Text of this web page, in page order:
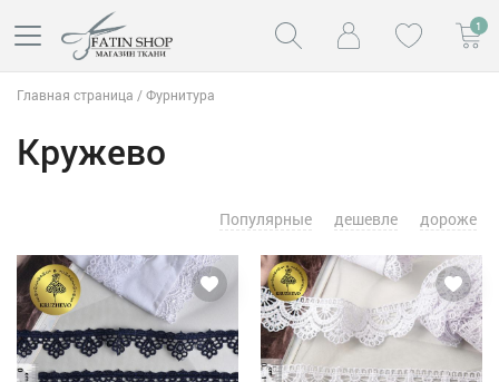
1
Главная страница /Фурнитура
Кружево
Популярные дешевле дороже